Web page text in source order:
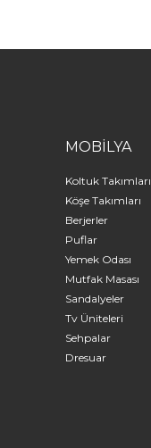
MOBİLYA
Koltuk Takımları
Köşe Takımları
Berjerler
Puflar
Yemek Odası
Mutfak Masası
Sandalyeler
Tv Üniteleri
Sehpalar
Dresuar